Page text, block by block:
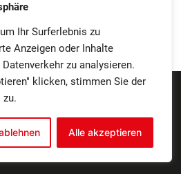
Ihr Surferlebnis zu
Anzeigen oder Inhalte
zu analysieren.
klicken, stimmen Sie der
zu.
Alle akzeptieren